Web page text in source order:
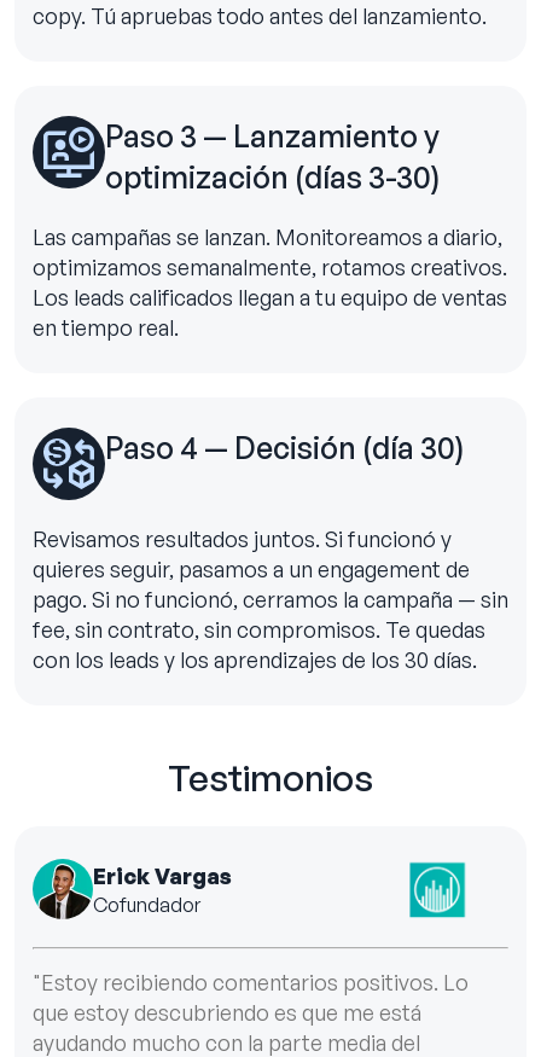
copy. Tú apruebas todo antes del lanzamiento.
Paso 3 — Lanzamiento y
optimización (días 3-30)
Las campañas se lanzan. Monitoreamos a diario,
optimizamos semanalmente, rotamos creativos.
Los leads calificados llegan a tu equipo de ventas
en tiempo real.
Paso 4 — Decisión (día 30)
Revisamos resultados juntos. Si funcionó y
quieres seguir, pasamos a un engagement de
pago. Si no funcionó, cerramos la campaña — sin
fee, sin contrato, sin compromisos. Te quedas
con los leads y los aprendizajes de los 30 días.
Testimonios
Erick Vargas
Cofundador
"Estoy recibiendo comentarios positivos. Lo
que estoy descubriendo es que me está
ayudando mucho con la parte media del